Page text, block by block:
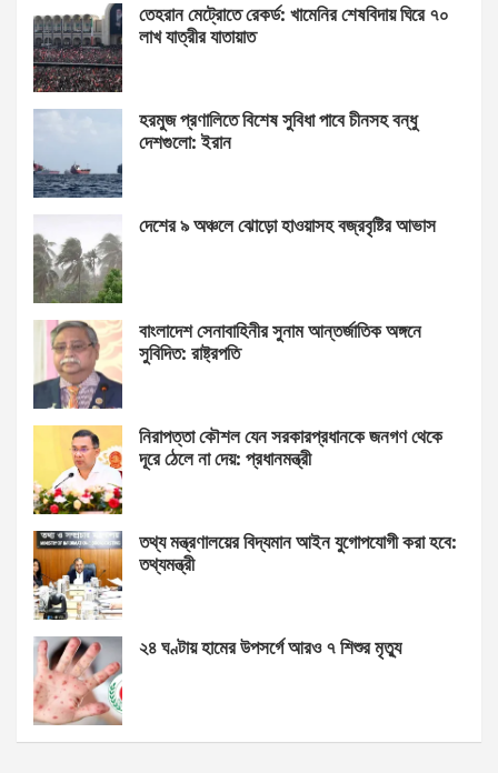
তেহরান মেট্রোতে রেকর্ড: খামেনির শেষবিদায় ঘিরে ৭০
লাখ যাত্রীর যাতায়াত
হরমুজ প্রণালিতে বিশেষ সুবিধা পাবে চীনসহ বন্ধু
দেশগুলো: ইরান
দেশের ৯ অঞ্চলে ঝোড়ো হাওয়াসহ বজ্রবৃষ্টির আভাস
বাংলাদেশ সেনাবাহিনীর সুনাম আন্তর্জাতিক অঙ্গনে
সুবিদিত: রাষ্ট্রপতি
নিরাপত্তা কৌশল যেন সরকারপ্রধানকে জনগণ থেকে
দূরে ঠেলে না দেয়: প্রধানমন্ত্রী
তথ্য মন্ত্রণালয়ের বিদ্যমান আইন যুগোপযোগী করা হবে:
তথ্যমন্ত্রী
২৪ ঘণ্টায় হামের উপসর্গে আরও ৭ শিশুর মৃত্যু